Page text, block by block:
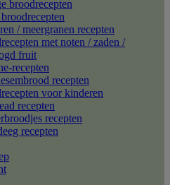
broodrecepten
/ meergranen recepten
met noten / zaden /
fruit
recepten
recepten
voor kinderen
recepten
recepten
recepten